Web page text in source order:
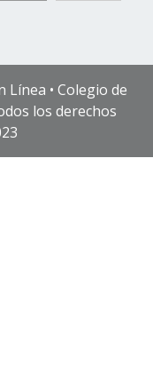
• Colegio de
los derechos